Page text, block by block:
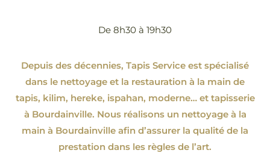
De 8h30 à 19h30
Depuis des décennies, Tapis Service est spécialisé
dans le nettoyage et la restauration à la main de
tapis, kilim, hereke, ispahan, moderne…et tapisserie
à Bourdainville. Nous réalisons un nettoyage à la
main à Bourdainville afin d’assurer la qualité de la
prestation dans les règles de l’art.